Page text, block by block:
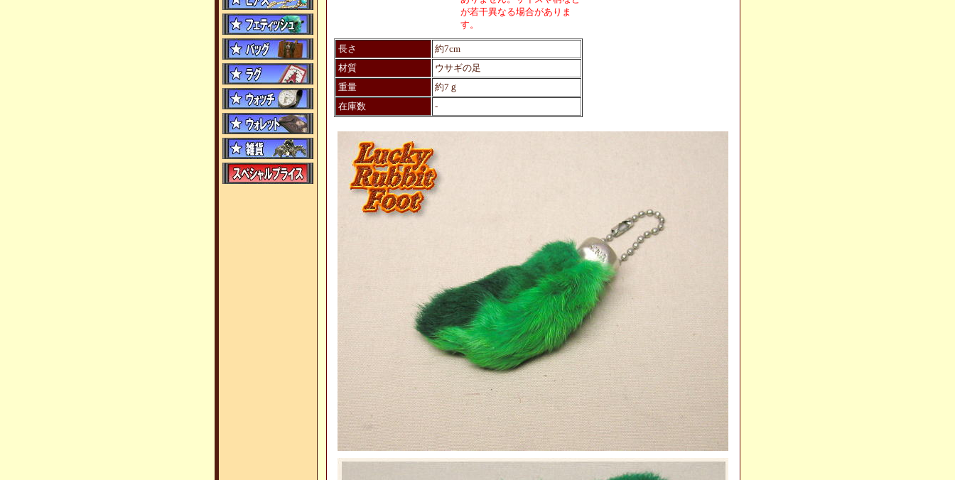
が若干異なる場合がありま
す。
長さ
約7cm
材質
ウサギの足
重量
約7ｇ
在庫数
-